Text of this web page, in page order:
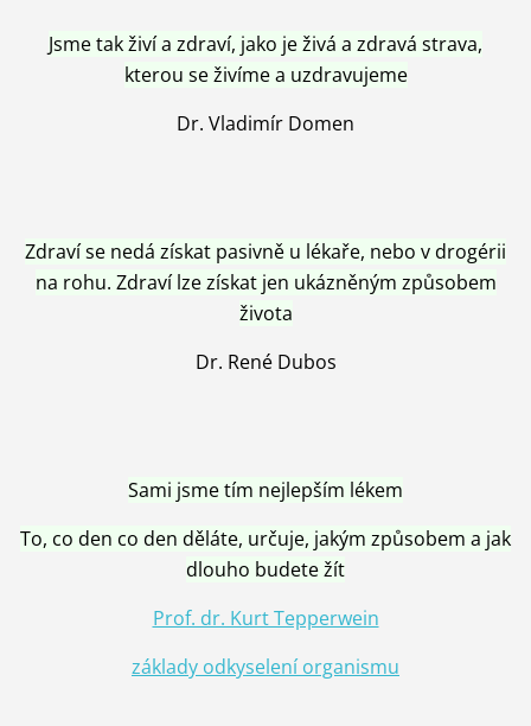
Jsme tak živí a zdraví, jako je živá a zdravá strava,
kterou se živíme a uzdravujeme
Dr. Vladimír Domen
Zdraví se nedá získat pasivně u lékaře, nebo v drogérii
na rohu. Zdraví lze získat jen ukázněným způsobem
života
Dr. René Dubos
Sami jsme tím nejlepším lékem
To, co den co den děláte, určuje, jakým způsobem a jak
dlouho budete žít
Prof. dr. Kurt Tepperwein
základy odkyselení organismu